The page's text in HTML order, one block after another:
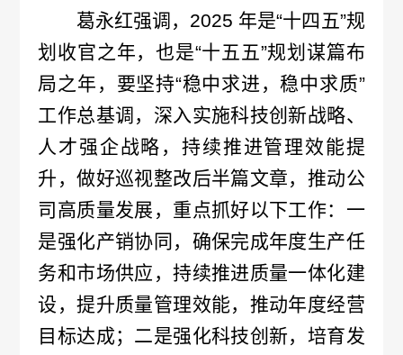
况
接
处
罚
情
况
责
葛永红强调， 2025 年是“十四五”规
划收官之年，也是“十五五”规划谋篇布
局之年，要坚持“稳中求进，稳中求质”
工作总基调，深入实施科技创新战略、
人才强企战略，持续推进管理效能提
升，做好巡视整改后半篇文章，推动公
司高质量发展，重点抓好以下工作：一
是强化产销协同，确保完成年度生产任
务和市场供应，持续推进质量一体化建
设，提升质量管理效能，推动年度经营
目标达成；二是强化科技创新，培育发